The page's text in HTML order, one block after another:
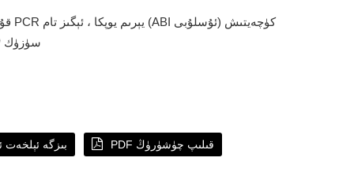
تاختىسى ، PP سۈزۈك
بىزگە ئېلخەت PDF قىلىپ چۈشۈرۈڭ